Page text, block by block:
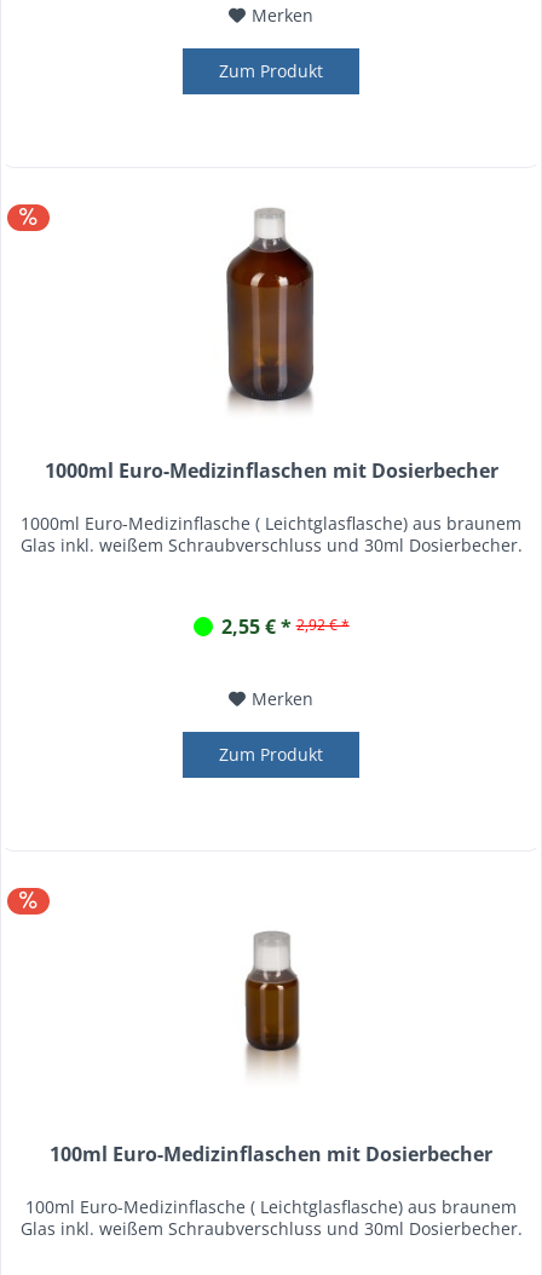
Merken
Zum Produkt
1000ml Euro-Medizinflaschen mit Dosierbecher
1000ml Euro-Medizinflasche ( Leichtglasflasche) aus braunem
Glas inkl. weißem Schraubverschluss und 30ml Dosierbecher.
2,55 € * 2,92 € *
Merken
Zum Produkt
100ml Euro-Medizinflaschen mit Dosierbecher
100ml Euro-Medizinflasche ( Leichtglasflasche) aus braunem
Glas inkl. weißem Schraubverschluss und 30ml Dosierbecher.